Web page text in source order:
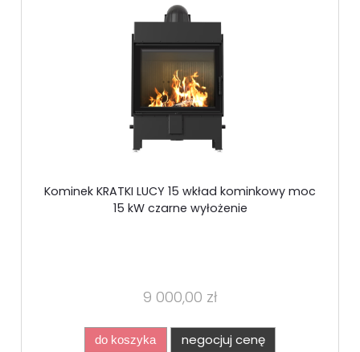
Kominek KRATKI LUCY 15 wkład kominkowy moc
15 kW czarne wyłożenie
9 000,00 zł
do koszyka negocjuj cenę